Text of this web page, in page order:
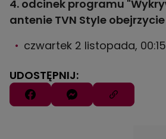
4. odcinek programu
antenie TVN Style
czwartek 2 listopada, 00:15
UDOSTĘPNIJ: